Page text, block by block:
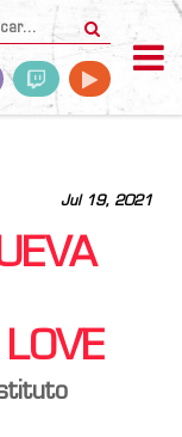
Jul 19, 2021